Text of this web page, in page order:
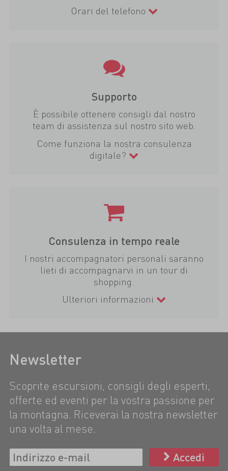
Orari del telefono
Supporto
È possibile ottenere consigli dal nostro
team di assistenza sul nostro sito web.
Come funziona la nostra consulenza
digitale?
Consulenza in tempo reale
I nostri accompagnatori personali saranno
lieti di accompagnarvi in un tour di
shopping.
Ulteriori informazioni
Newsletter
Scoprite escursioni, consigli degli esperti,
offerte ed eventi per la vostra passione per
la montagna. Riceverai la nostra newsletter
una volta al mese.
Accedi